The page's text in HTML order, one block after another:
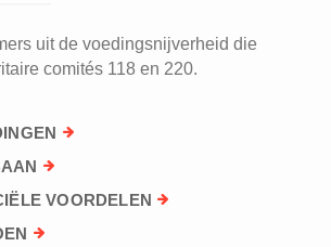
uit de voedingsnijverheid die
comités 118 en 220.
VOORDELEN